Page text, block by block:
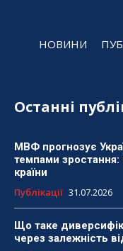
НОВИНИ
Останні
МВФ прогнозує
темпами зростання:
країни
Публікації 31.07.2026
Що таке
через залежність